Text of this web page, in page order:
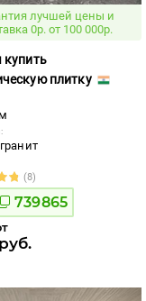
лучшей цены и
0р. от 100 000р.
купить
плитку
(8)
739865